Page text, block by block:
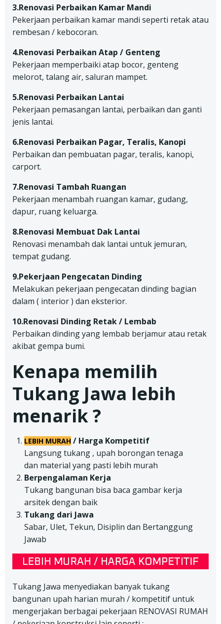
3.Renovasi Perbaikan Kamar Mandi
Pekerjaan perbaikan kamar mandi seperti retak atau
rembesan / kebocoran.
4.Renovasi Perbaikan Atap / Genteng
Pekerjaan memperbaiki atap bocor, genteng
melorot, talang air, saluran mampet.
5.Renovasi Perbaikan Lantai
Pekerjaan pemasangan lantai, perbaikan dan ganti
jenis lantai.
6.Renovasi Perbaikan Pagar, Teralis, Kanopi
Perbaikan dan pembuatan pagar, teralis, kanopi,
carport.
7.Renovasi Tambah Ruangan
Pekerjaan menambah ruangan kamar, gudang,
dapur, ruang keluarga.
8.Renovasi Membuat Dak Lantai
Renovasi menambah dak lantai untuk jemuran,
tempat gudang.
9.Pekerjaan Pengecatan Dinding
Melakukan pekerjaan pengecatan dinding bagian
dalam ( interior ) dan eksterior.
10.Renovasi Dinding Retak / Lembab
Perbaikan dinding yang lembab berjamur atau retak
akibat gempa bumi.
Kenapa memilih
Tukang Jawa lebih
menarik ?
LEBIH MURAH / Harga Kompetitif
Langsung tukang , upah borongan tenaga
dan material yang pasti lebih murah
Berpengalaman Kerja
Tukang bangunan bisa baca gambar kerja
arsitek dengan baik
Tukang dari Jawa
Sabar, Ulet, Tekun, Disiplin dan Bertanggung
Jawab
Tukang Jawa menyediakan banyak tukang
bangunan upah harian murah / kompetitif untuk
mengerjakan berbagai pekerjaan RENOVASI RUMAH